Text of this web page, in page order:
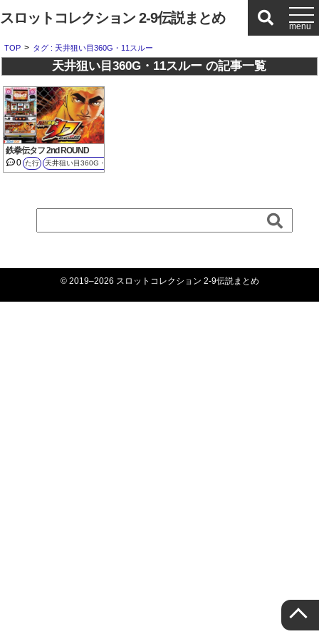
スロットコレクション 2-9伝説まとめ
TOP > タグ : 天井狙い目360G・11スルー
天井狙い目360G・11スルー の記事一覧
鉄拳伝タフ 2nd ROUND
0 た行 天井狙い目360G・11スルー
© 2019–2026 スロットコレクション 2-9伝説まとめ